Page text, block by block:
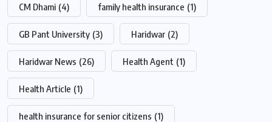
CM Dhami (4) family health insurance (1)
GB Pant University (3) Haridwar (2)
Haridwar News (26) Health Agent (1)
Health Article (1)
health insurance for senior citizens (1)